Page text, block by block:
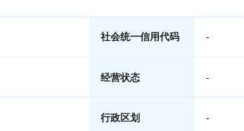
社会统一信用代码 -
经营状态 -
行政区划 -